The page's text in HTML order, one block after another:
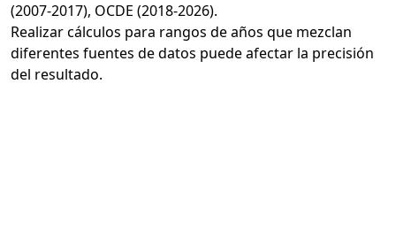
(2007-2017), OCDE (2018-2026).
Realizar cálculos para rangos de años que mezclan
diferentes fuentes de datos puede afectar la precisión
del resultado.